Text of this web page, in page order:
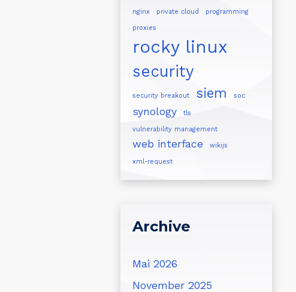
nginx private cloud programming
proxies
rocky linux
security
security breakout siem soc
synology tls
vulnerability management
web interface wikijs
xml-request
Archive
Mai 2026
November 2025